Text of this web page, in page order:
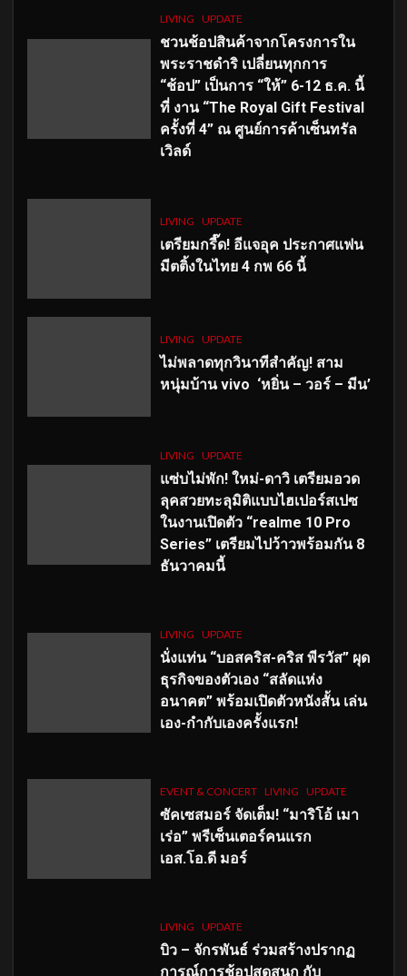
LIVING UPDATE
ชวนช้อปสินค้าจากโครงการใน
พระราชดำริ เปลี่ยนทุกการ
“ช้อป” เป็นการ “ให้” 6-12 ธ.ค. นี้
ที่ งาน “The Royal Gift Festival
ครั้งที่ 4” ณ ศูนย์การค้าเซ็นทรัล
เวิลด์
LIVING UPDATE
เตรียมกรี๊ด! อีแจอุค ประกาศแฟน
มีตติ้งในไทย 4 กพ 66 นี้
LIVING UPDATE
ไม่พลาดทุกวินาทีสำคัญ! สาม
หนุ่มบ้าน vivo ‘หยิ่น – วอร์ – มีน’
LIVING UPDATE
แซ่บไม่พัก! ใหม่-ดาวิ เตรียมอวด
ลุคสวยทะลุมิติแบบไฮเปอร์สเปซ
ในงานเปิดตัว “realme 10 Pro
Series” เตรียมไปว้าวพร้อมกัน 8
ธันวาคมนี้
LIVING UPDATE
นั่งแท่น “บอสคริส-คริส พีรวัส” ผุด
ธุรกิจของตัวเอง “สลัดแห่ง
อนาคต” พร้อมเปิดตัวหนังสั้น เล่น
เอง-กำกับเองครั้งแรก!
EVENT & CONCERT LIVING UPDATE
ซัคเซสมอร์ จัดเต็ม! “มาริโอ้ เมา
เร่อ” พรีเซ็นเตอร์คนแรก
เอส.โอ.ดี มอร์
LIVING UPDATE
บิว – จักรพันธ์ ร่วมสร้างปรากฏ
การณ์การช้อปสุดสนุก กับ